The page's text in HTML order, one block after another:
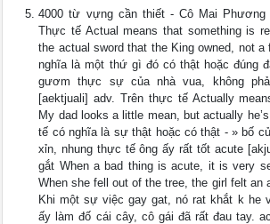
4000 từ vựng cần thiết - Cô Mai Phương
Thực tế Actual means that something is
the actual sword that the King owned, not
nghĩa là một thứ gì đó có thật hoặc đúng
gươm thực sự của nhà vua, không
[aektjuali] adv. Trên thực tế Actually
My dad looks a little mean, but actually
tế có nghĩa là sự thật hoặc có thật - » bố
xỉn, nhung thực tế ông ấy rất tốt acute
gắt When a bad thing is acute, it is very
When she fell out of the tree, the girl felt an
Khi một sự việc gay gat, nó rat khắt k he
ấy làm đố cái cây, cô gái đã rất đau tay.